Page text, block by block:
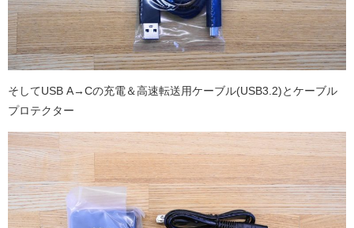
そしてUSB A→Cの充電＆高速転送用ケーブル(USB3.2)とケーブル
プロテクター